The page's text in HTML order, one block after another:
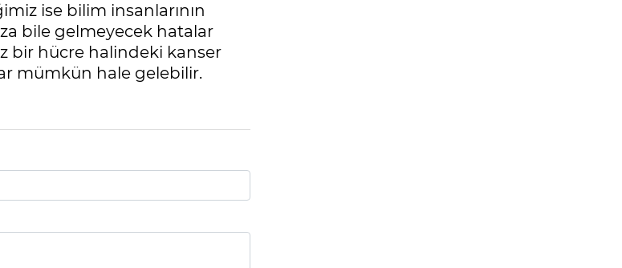
ise bilim insanlarının
bile gelmeyecek hatalar
bir hücre halindeki kanser
mümkün hale gelebilir.